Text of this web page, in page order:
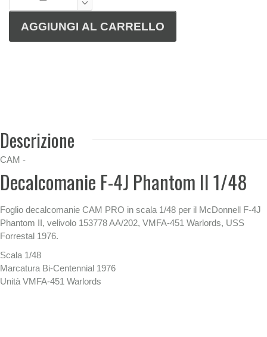
Descrizione
CAM -
Decalcomanie F-4J Phantom II 1/48
Foglio decalcomanie CAM PRO in scala 1/48 per il McDonnell F-4J
Phantom II, velivolo 153778 AA/202, VMFA-451 Warlords, USS
Forrestal 1976.
Scala 1/48
Marcatura Bi-Centennial 1976
Unità VMFA-451 Warlords